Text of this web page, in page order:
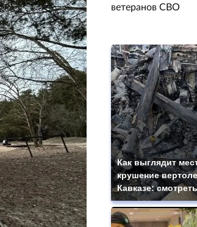
ветеранов СВО
Как выглядит
крушение
Кавказе: смотреть